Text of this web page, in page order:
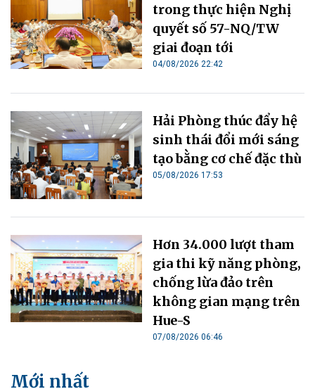
trong thực hiện Nghị
quyết số 57-NQ/TW
giai đoạn tới
04/08/2026 22:42
Hải Phòng thúc đẩy hệ
sinh thái đổi mới sáng
tạo bằng cơ chế đặc thù
05/08/2026 17:53
Hơn 34.000 lượt tham
gia thi kỹ năng phòng,
chống lừa đảo trên
không gian mạng trên
Hue-S
07/08/2026 06:46
Mới nhất